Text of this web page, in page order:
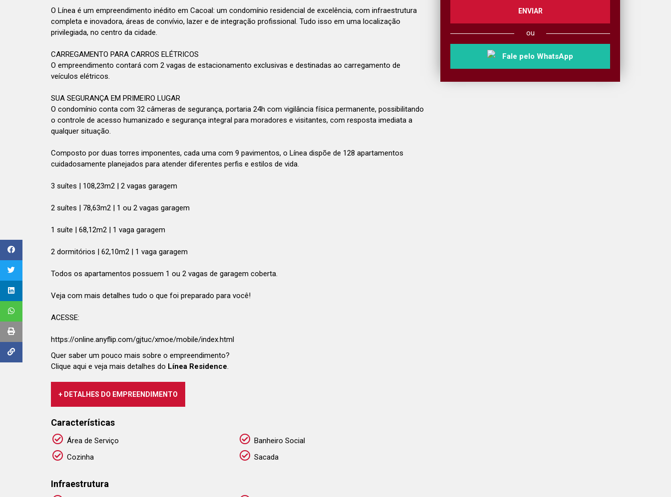
O Línea é um empreendimento inédito em Cacoal: um condomínio residencial de excelência, com infraestrutura
completa e inovadora, áreas de convívio, lazer e de integração profissional. Tudo isso em uma localização
privilegiada, no centro da cidade.
CARREGAMENTO PARA CARROS ELÉTRICOS
O empreendimento contará com 2 vagas de estacionamento exclusivas e destinadas ao carregamento de
veículos elétricos.
SUA SEGURANÇA EM PRIMEIRO LUGAR
O condomínio conta com 32 câmeras de segurança, portaria 24h com vigilância física permanente, possibilitando
o controle de acesso humanizado e segurança integral para moradores e visitantes, com resposta imediata a
qualquer situação.
Composto por duas torres imponentes, cada uma com 9 pavimentos, o Línea dispõe de 128 apartamentos
cuidadosamente planejados para atender diferentes perfis e estilos de vida.
3 suítes | 108,23m2 | 2 vagas garagem
2 suítes | 78,63m2 | 1 ou 2 vagas garagem
1 suíte | 68,12m2 | 1 vaga garagem
2 dormitórios | 62,10m2 | 1 vaga garagem
Todos os apartamentos possuem 1 ou 2 vagas de garagem coberta.
Veja com mais detalhes tudo o que foi preparado para você!
ACESSE:
https://online.anyflip.com/gjtuc/xmoe/mobile/index.html
Quer saber um pouco mais sobre o empreendimento?
Clique aqui e veja mais detalhes do Línea Residence.
+ DETALHES DO EMPREENDIMENTO
Características
Área de Serviço
Banheiro Social
Cozinha
Sacada
Infraestrutura
ENVIAR
ou
Fale pelo WhatsApp